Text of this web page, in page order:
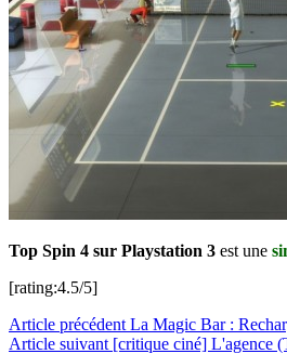
Top Spin 4 sur Playstation 3 est une
[rating:4.5/5]
Article précédent La Magic Bar :
Article suivant [critique ciné] L'agence